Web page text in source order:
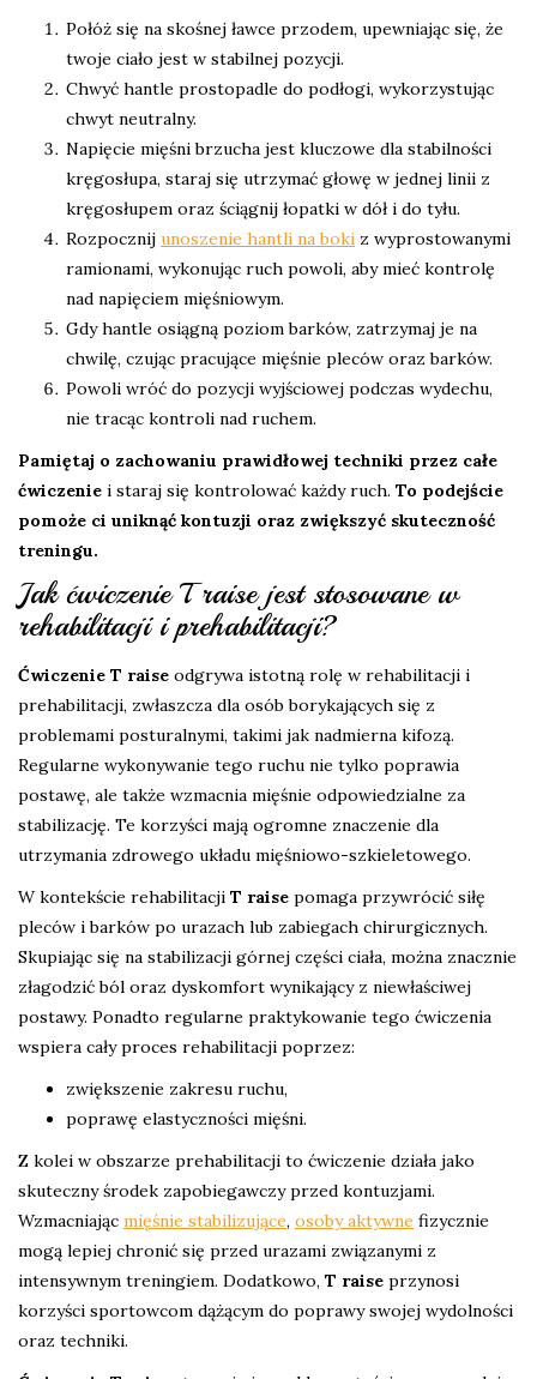
Połóż się na skośnej ławce przodem, upewniając się, że
twoje ciało jest w stabilnej pozycji.
Chwyć hantle prostopadle do podłogi, wykorzystując
chwyt neutralny.
Napięcie mięśni brzucha jest kluczowe dla stabilności
kręgosłupa, staraj się utrzymać głowę w jednej linii z
kręgosłupem oraz ściągnij łopatki w dół i do tyłu.
Rozpocznij unoszenie hantli na boki z wyprostowanymi
ramionami, wykonując ruch powoli, aby mieć kontrolę
nad napięciem mięśniowym.
Gdy hantle osiągną poziom barków, zatrzymaj je na
chwilę, czując pracujące mięśnie pleców oraz barków.
Powoli wróć do pozycji wyjściowej podczas wydechu,
nie tracąc kontroli nad ruchem.
Pamiętaj o zachowaniu prawidłowej techniki przez całe
ćwiczenie i staraj się kontrolować każdy ruch. To podejście
pomoże ci uniknąć kontuzji oraz zwiększyć skuteczność
treningu.
Jak ćwiczenie T raise jest stosowane w
rehabilitacji i prehabilitacji?
Ćwiczenie T raise odgrywa istotną rolę w rehabilitacji i
prehabilitacji, zwłaszcza dla osób borykających się z
problemami posturalnymi, takimi jak nadmierna kifozą.
Regularne wykonywanie tego ruchu nie tylko poprawia
postawę, ale także wzmacnia mięśnie odpowiedzialne za
stabilizację. Te korzyści mają ogromne znaczenie dla
utrzymania zdrowego układu mięśniowo-szkieletowego.
W kontekście rehabilitacji T raise pomaga przywrócić siłę
pleców i barków po urazach lub zabiegach chirurgicznych.
Skupiając się na stabilizacji górnej części ciała, można znacznie
złagodzić ból oraz dyskomfort wynikający z niewłaściwej
postawy. Ponadto regularne praktykowanie tego ćwiczenia
wspiera cały proces rehabilitacji poprzez:
zwiększenie zakresu ruchu,
poprawę elastyczności mięśni.
Z kolei w obszarze prehabilitacji to ćwiczenie działa jako
skuteczny środek zapobiegawczy przed kontuzjami.
Wzmacniając mięśnie stabilizujące, osoby aktywne fizycznie
mogą lepiej chronić się przed urazami związanymi z
intensywnym treningiem. Dodatkowo, T raise przynosi
korzyści sportowcom dążącym do poprawy swojej wydolności
oraz techniki.